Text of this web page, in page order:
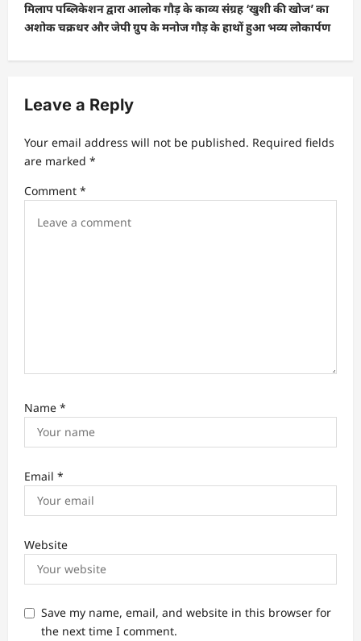
n
a
v
g
a
t
i
मिलाप पब्लिकेशन द्वारा आलोक गौड़ के काव्य संग्रह ‘खुशी की खोज’ का
अशोक चक्रधर और जेपी ग्रुप के मनोज गौड़ के हाथों हुआ भव्य लोकार्पण
Leave a Reply
Your email address will not be published. Required fields
are marked *
Comment *
Name *
Email *
Website
Save my name, email, and website in this browser for
the next time I comment.